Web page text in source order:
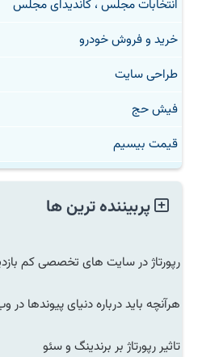
انتخابات مجلس ، کاندیدای مجلس
خرید و فروش خودرو
طراحی سایت
فیش حج
قیمت بیسیم
پربیننده ترین ها
رپورتاژ در سایت های تخصصی کم
هرآنچه باید درباره دنیای پیوندها در
تاثیر رپورتاژ بر برندینگ و سئو